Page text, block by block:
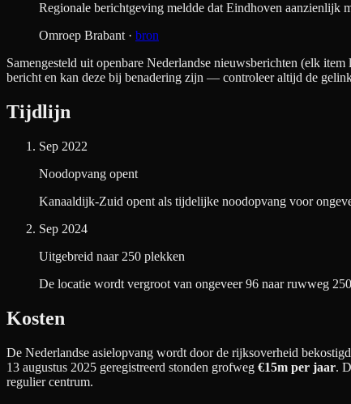
Regionale berichtgeving meldde dat Eindhoven aanzienlijk
Omroep Brabant · bron
Samengesteld uit openbare Nederlandse nieuwsberichten (elk
bericht en kan deze bij benadering zijn — controleer altijd de
Tijdlijn
Sep 2022
Noodopvang opent
Kanaaldijk-Zuid opent als tijdelijke noodopvang voor
Sep 2024
Uitgebreid naar 250 plekken
De locatie wordt vergroot van ongeveer 96 naar ruwweg
Kosten
De Nederlandse asielopvang wordt door de rijksoverheid
13 augustus 2025 geregistreerd stonden grofweg €15m per jaar.
regulier centrum.